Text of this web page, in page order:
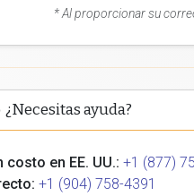
* Al proporcionar su
¿Necesitas ayuda?
costo en EE. UU.: +1 (877)
+1 (904) 758-4391